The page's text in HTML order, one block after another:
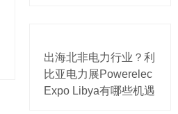
出海北非电力行业？利
比亚电力展Powerelec
Expo Libya有哪些机遇